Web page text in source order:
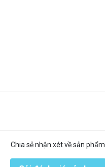
Chia sẻ nhận xét về sản phẩm